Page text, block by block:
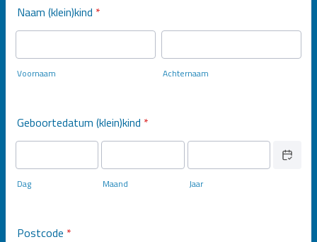
Naam (klein)kind *
Voornaam Achternaam
Geboortedatum (klein)kind *
Dag Maand Jaar
Date
Postcode *